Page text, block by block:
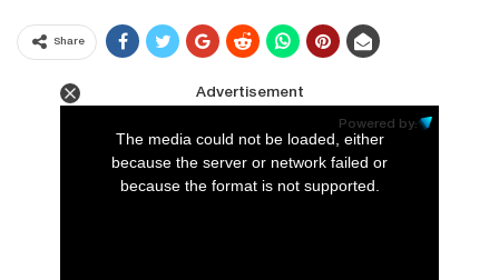
Share
Advertisement
Powered by:
The media could not be loaded, either
because the server or network failed or
because the format is not supported.